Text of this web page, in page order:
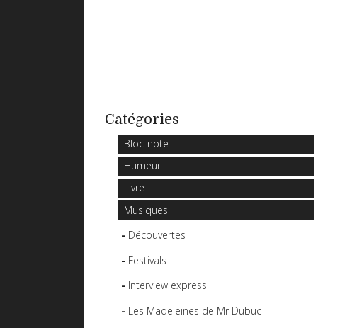
Catégories
Bloc-note
Humeur
Livre
Musiques
Découvertes
Festivals
Interview express
Les Madeleines de Mr Dubuc